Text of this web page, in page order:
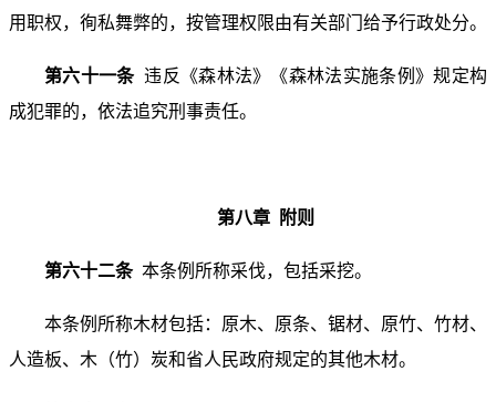
用职权，徇私舞弊的，按管理权限由有关部门给予行政处分。
第六十一条违反《森林法》《森林法实施条例》规定构
成犯罪的，依法追究刑事责任。
第八章 附则
第六十二条 本条例所称采伐，包括采挖。
本条例所称木材包括：原木、原条、锯材、原竹、竹材、
人造板、木（竹）炭和省人民政府规定的其他木材。